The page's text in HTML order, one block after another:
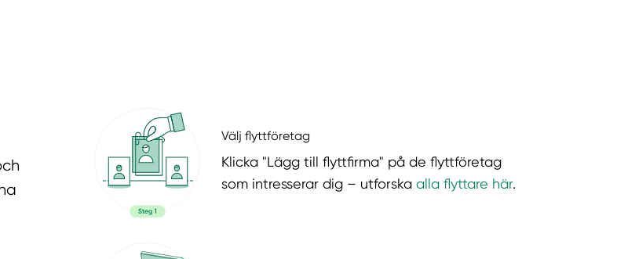
Välj flyttföretag
Klicka "Lägg till flyttfirma" på de flyttföretag
som intresserar dig – utforska alla flyttare här.